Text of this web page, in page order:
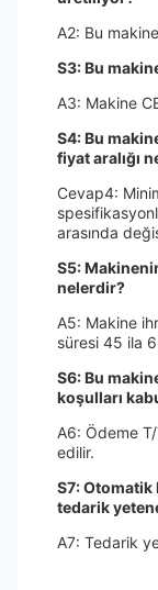
A2: Bu
S3: Bu
A3: Makine
S4: Bu
fiyat aralığı
Cevap4:
arasında
S5:
nelerdir?
A5: Makine
süresi 45 ila
S6: Bu
koşulları
A6: Ödeme
edilir.
S7:
tedarik
A7: Tedarik